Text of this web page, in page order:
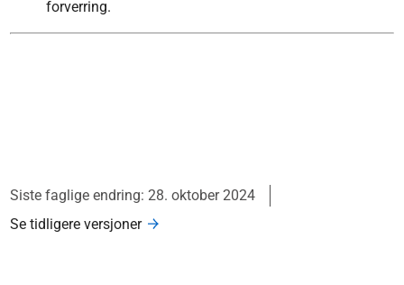
forverring.
Siste faglige endring: 28. oktober 2024
Se tidligere versjoner